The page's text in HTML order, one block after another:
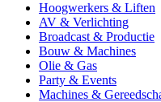
Hoogwerkers & Liften
AV & Verlichting
Broadcast & Productie
Bouw & Machines
Olie & Gas
Party & Events
Machines &